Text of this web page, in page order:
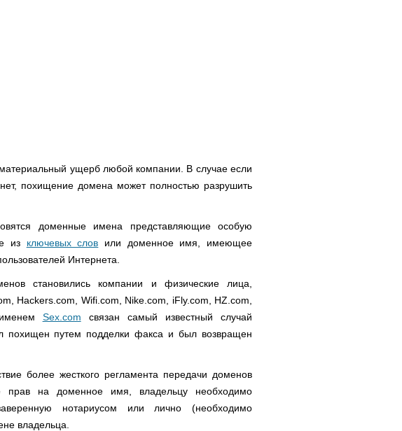
ущерб любой компании. В случае если
похищение домена может полностью разрушить
доменные имена представляющие особую
из ключевых слов или доменное имя, имеющее
Интернета.
становились компании и физические лица,
Hackers.com, Wifi.com, Nike.com, iFly.com, HZ.com,
Sex.com связан самый известный случай
путем подделки факса и был возвращен
более жесткого регламента передачи доменов
на доменное имя, владельцу необходимо
нотариусом или лично (необходимо
владельца.